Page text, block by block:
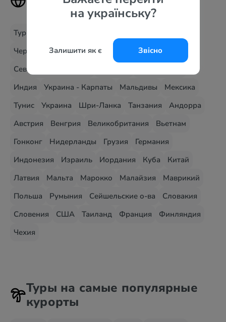
на українську?
Залишити як є Звісно
страны
Турция
Черногория
ОАЭ Кипр Хорватия
Италия
Северная Македония
Индия
Украина - Карпаты Мальдивы
Мексика
Тунис
Украина Шри-Ланка Танзания
Андорра
Австрия
Венгрия Великобритания
Вьетнам
Гонконг
Нидерланды Грузия
Германия
Индонезия
Израиль Иордания Куба
Китай
Латвия
Мальта Марокко Малайзия
Маврикий
Польша
Румыния Сейшельские о-ва
Словакия
Словения
США Таиланд Франция
Финляндия
Чехия
Туры на самые популярные
курорты